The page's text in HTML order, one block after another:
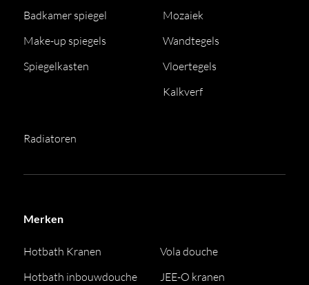
Badkamer spiegel
Make-up spiegels
Spiegelkasten
Mozaiek
Wandtegels
Vloertegels
Kalkverf
Radiatoren
Merken
Hotbath Kranen
Hotbath inbouwdouche
Vola douche
JEE-O kranen